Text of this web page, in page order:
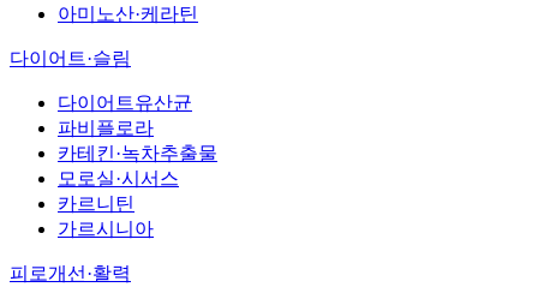
아미노산·케라틴
다이어트·슬림
다이어트유산균
파비플로라
카테킨·녹차추출물
모로실·시서스
카르니틴
가르시니아
피로개선·활력